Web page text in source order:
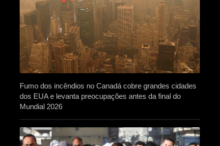
Fumo dos incêndios no Canadá cobre grandes cidades
dos EUA e levanta preocupações antes da final do
Mundial 2026